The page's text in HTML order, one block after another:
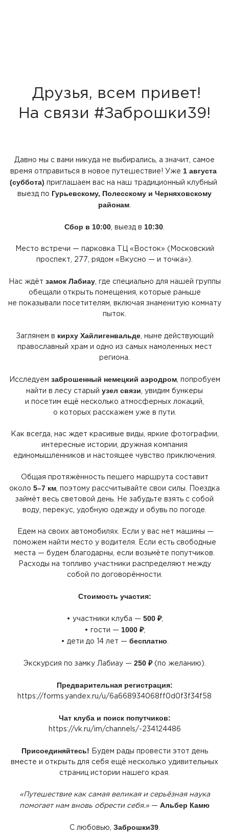
Друзья, всем привет!
На связи #Заброшки39!
Давно мы с вами никуда не выбирались, а значит, самое
время отправиться в новое путешествие! Уже 1 августа
(суббота) приглашаем вас на наш традиционный клубный
выезд по Гурьевскому, Полесскому и Черняховскому
районам
Сбор в 10:00 , выезд в 10:30
Место встречи — парковка ТЦ «Восток» (Московский
проспект, 277, рядом «Вкусно — и точка»).
Нас ждёт замок Лабиау, где специально для нашей группы
обещали открыть помещения, которые раньше
не показывали посетителям, включая знаменитую комнату
пыток.
Заглянем в кирху Хайлигенвальде, ныне действующий
православный храм и одно из самых намоленных мест
региона.
Исследуем заброшенный немецкий аэродром, попробуем
найти в лесу старый узел связи , увидим бункеры
и посетим ещё несколько атмосферных локаций,
о которых расскажем уже в пути.
Как всегда, нас ждет красивые виды, яркие фотографии,
интересные истории, дружная компания
единомышленников и настоящее чувство приключения.
Общая протяжённость пешего маршрута составит
около 5–7 км , поэтому рассчитывайте свои силы. Поездка
займёт весь световой день. Не забудьте взять с собой
воду, перекус, удобную одежду и обувь по погоде.
Едем на своих автомобилях. Если у вас нет машины —
поможем найти место у водителя. Если есть свободные
места — будем благодарны, если возьмёте попутчиков.
Расходы на топливо участники распределяют между
собой по договорённости.
Стоимость участия:
• участники клуба — 500 ₽;
• гости — 1000 ₽;
• дети до 14 лет — бесплатно
Экскурсия по замку Лабиау — 250 ₽ (по желанию).
Предварительная регистрация:
https://forms.yandex.ru/u/6a668934068ff0d0f3f34f58
Чат клуба и поиск попутчиков:
https://vk.ru/im/channels/-234124486
Присоединяйтесь! Будем рады провести этот день
вместе и открыть для себя ещё несколько удивительных
страниц истории нашего края.
«Путешествиекак самая великая и серьёзная наука
помогает нам вновь обрести себя.» — Альбер Камю
С любовью, Заброшки39.